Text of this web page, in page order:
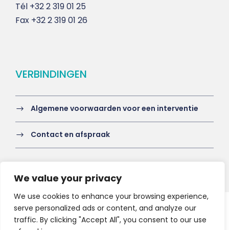
We value your privacy
We use cookies to enhance your browsing experience,
serve personalized ads or content, and analyze our
traffic. By clicking "Accept All", you consent to our use
Tél +32 2 319 01 25
Fax +32 2 319 01 26
VERBINDINGEN
Algemene voorwaarden voor een interventie
Contact en afspraak
Copyright 2021 HV-A, All Right Reserved